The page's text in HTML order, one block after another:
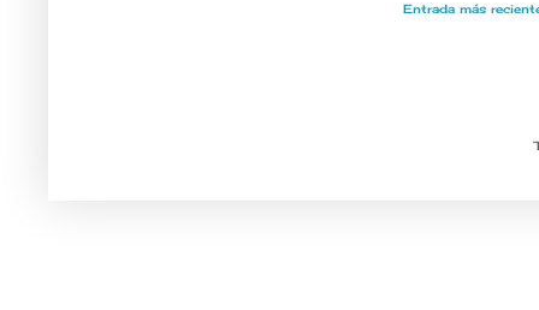
Entrada más